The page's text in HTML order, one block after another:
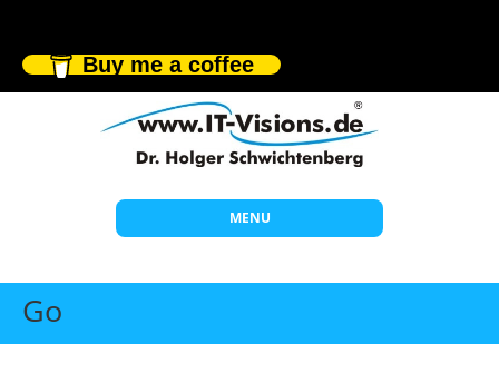
Buy me a coffee
MENU
Start
Go